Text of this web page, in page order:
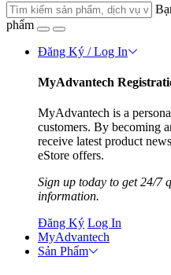
phẩm
Đăng Ký / Log In
MyAdvantech
MyAdvantech is a
customers. By becoming
receive latest product
eStore offers.
Sign up today to get 24/7
information.
Đăng Ký Log In
MyAdvantech
Sản Phẩm